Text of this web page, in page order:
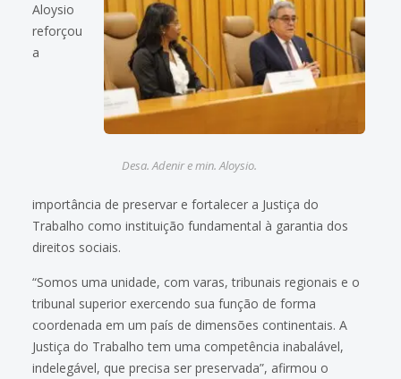
Desa. Adenir e min. Aloysio.
Aloysio
reforçou
a
importância de preservar e fortalecer a Justiça do
Trabalho como instituição fundamental à garantia dos
direitos sociais.
“Somos uma unidade, com varas, tribunais regionais e o
tribunal superior exercendo sua função de forma
coordenada em um país de dimensões continentais. A
Justiça do Trabalho tem uma competência inabalável,
indelegável, que precisa ser preservada”, afirmou o